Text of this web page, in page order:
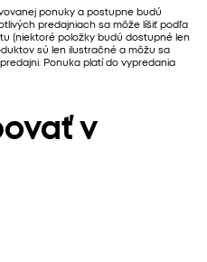
ponuky a postupne budú
predajniach sa môže líšiť podľa
(niektoré položky budú dostupné len
sú len ilustračné a môžu sa
Ponuka platí do vypredania
v